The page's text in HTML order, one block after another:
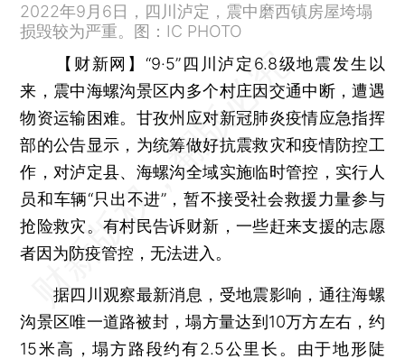
2022年9月6日，四川泸定，震中磨西镇房屋垮塌
损毁较为严重。图：IC PHOTO
【财新网】 “9·5”四川泸定6.8级地震发生以
来，震中海螺沟景区内多个村庄因交通中断，遭遇
物资运输困难。甘孜州应对新冠肺炎疫情应急指挥
部的公告显示，为统筹做好抗震救灾和疫情防控工
作，对泸定县、海螺沟全域实施临时管控，实行人
员和车辆“只出不进”，暂不接受社会救援力量参与
抢险救灾。有村民告诉财新，一些赶来支援的志愿
者因为防疫管控，无法进入。
据四川观察最新消息，受地震影响，通往海螺
沟景区唯一道路被封，塌方量达到10万方左右，约
15米高，塌方路段约有2.5公里长。由于地形陡